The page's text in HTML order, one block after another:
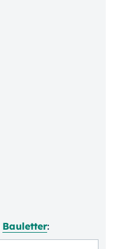
Bauletter: